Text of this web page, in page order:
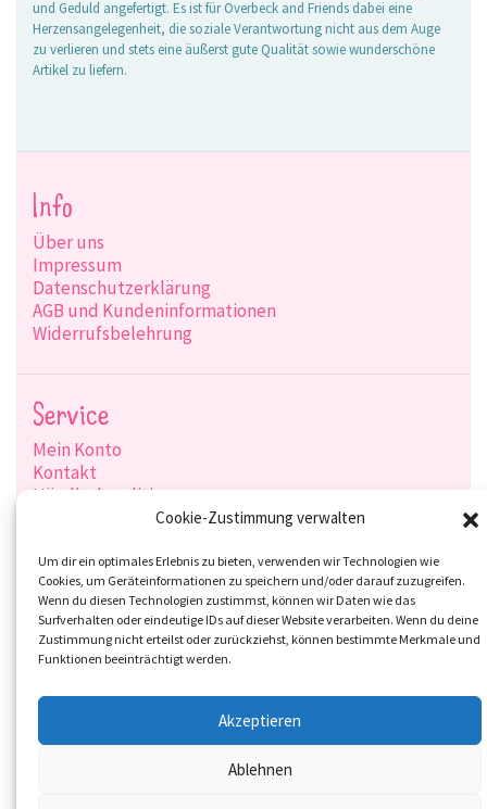
Cookie-Zustimmung verwalten
Um dir ein optimales Erlebnis zu bieten, verwenden wir Technologien wie
Cookies, um Geräteinformationen zu speichern und/oder darauf zuzugreifen.
Wenn du diesen Technologien zustimmst, können wir Daten wie das
Surfverhalten oder eindeutige IDs auf dieser Website verarbeiten. Wenn du deine
Zustimmung nicht erteilst oder zurückziehst, können bestimmte Merkmale und
Funktionen beeinträchtigt werden.
Akzeptieren
Ablehnen
und Geduld angefertigt. Es ist für Overbeck and Friends dabei eine
Herzensangelegenheit, die soziale Verantwortung nicht aus dem Auge
zu verlieren und stets eine äußerst gute Qualität sowie wunderschöne
Artikel zu liefern.
Info
Über uns
Impressum
Datenschutzerklärung
AGB und Kundeninformationen
Widerrufsbelehrung
Service
Mein Konto
Kontakt
Händlerkonditionen
Zahlungsarten
Social-Media